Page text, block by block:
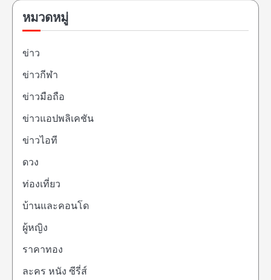
หมวดหมู่
ข่าว
ข่าวกีฬา
ข่าวมือถือ
ข่าวแอปพลิเคชัน
ข่าวไอที
ดวง
ท่องเที่ยว
บ้านและคอนโด
ผู้หญิง
ราคาทอง
ละคร หนัง ซีรี่ส์